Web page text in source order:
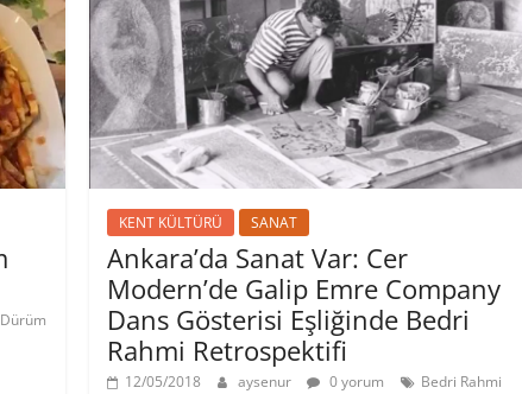
Dürüm
KENT KÜLTÜRÜ SANAT
Ankara’da Sanat Var: Cer
Modern’de Galip Emre Company
Dans Gösterisi Eşliğinde Bedri
Rahmi Retrospektifi
12/05/2018 aysenur 0 yorum
Bedri Rahmi